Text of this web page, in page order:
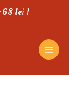
68 lei !